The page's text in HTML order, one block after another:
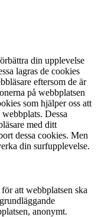
din upplevelse
lagras de cookies
eftersom de är
på webbplatsen
som hjälper oss att
Dessa
med ditt
dessa cookies. Men
din surfupplevelse.
att webbplatsen ska
anonymt.